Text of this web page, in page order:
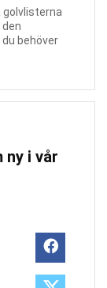
golvlisterna
behöver
ny i vår